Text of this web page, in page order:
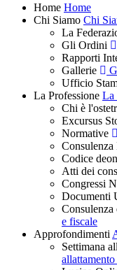
Home Home
Chi Siamo Chi
La
Gli Ordini
Rapporti
Gallerie
Ufficio
La Professione La
Chi è
Excursus
Normative
Consulenza
Codice
Atti dei
Congressi
Documenti
Consulenza
e fiscale
Approfondimenti
Settimana